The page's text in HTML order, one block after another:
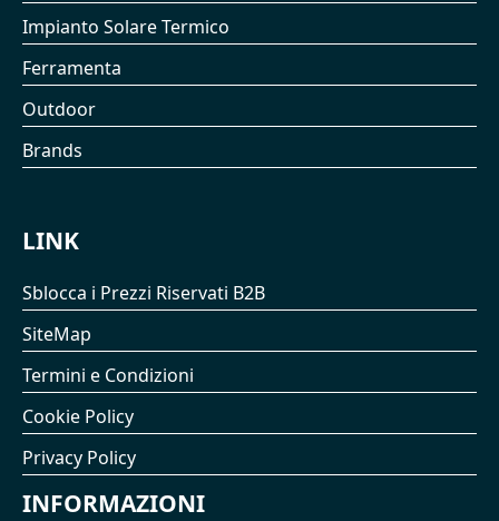
Impianto Solare Termico
Ferramenta
Outdoor
Brands
LINK
Sblocca i Prezzi Riservati B2B
SiteMap
Termini e Condizioni
Cookie Policy
Privacy Policy
INFORMAZIONI